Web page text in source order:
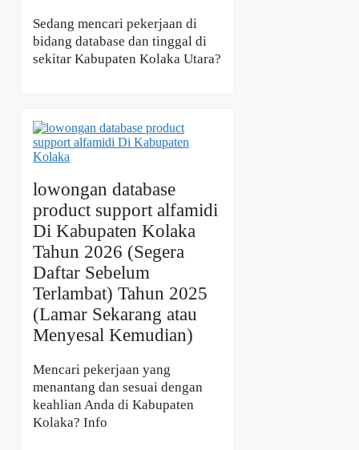
Sedang mencari pekerjaan di
bidang database dan tinggal di
sekitar Kabupaten Kolaka Utara?
lowongan database
product support alfamidi
Di Kabupaten Kolaka
Tahun 2026 (Segera
Daftar Sebelum
Terlambat) Tahun 2025
(Lamar Sekarang atau
Menyesal Kemudian)
Mencari pekerjaan yang
menantang dan sesuai dengan
keahlian Anda di Kabupaten
Kolaka? Info